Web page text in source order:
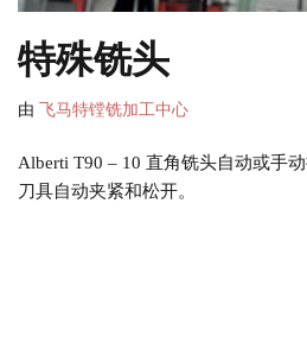
特殊铣头
由 飞马特镗铣加工中心
Alberti T90 – 10 直角铣头自动或手
刀具自动夹紧和松开。